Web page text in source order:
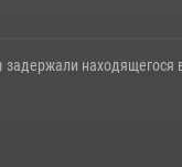
задержали находящегося